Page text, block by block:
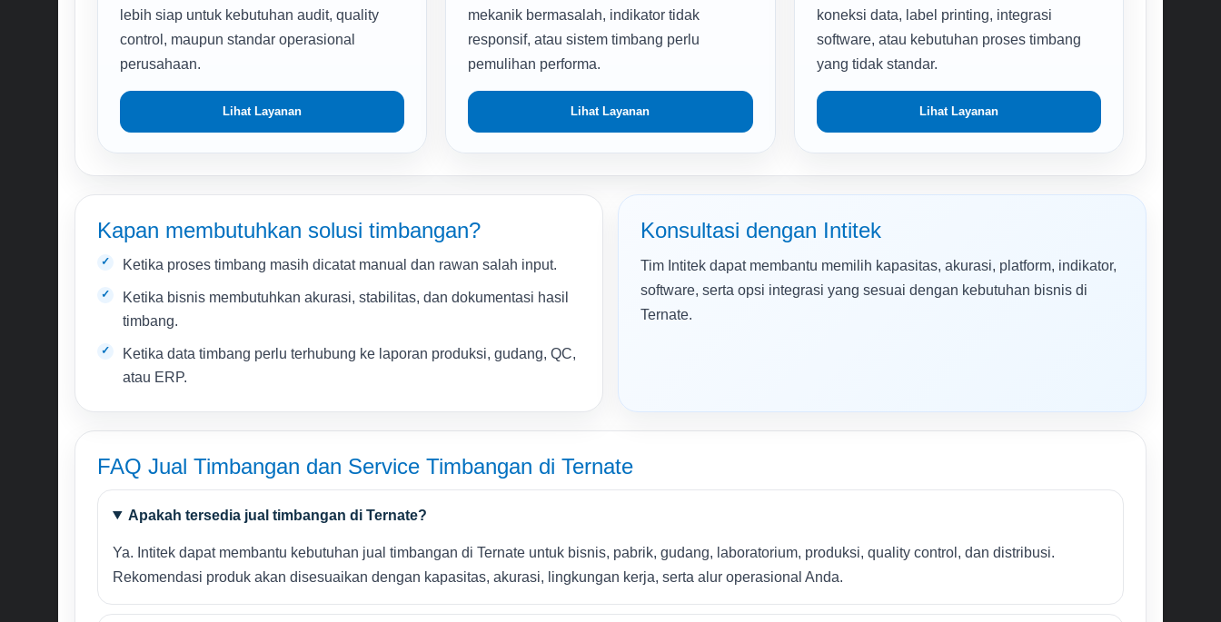
lebih siap untuk kebutuhan audit, quality
control, maupun standar operasional
perusahaan.
Lihat Layanan
mekanik bermasalah, indikator tidak
responsif, atau sistem timbang perlu
pemulihan performa.
Lihat Layanan
koneksi data, label printing, integrasi
software, atau kebutuhan proses timbang
yang tidak standar.
Lihat Layanan
Kapan membutuhkan solusi timbangan?
Ketika proses timbang masih dicatat manual dan rawan salah input.
Ketika bisnis membutuhkan akurasi, stabilitas, dan dokumentasi hasil
timbang.
Ketika data timbang perlu terhubung ke laporan produksi, gudang, QC,
atau ERP.
Konsultasi dengan Intitek
Tim Intitek dapat membantu memilih kapasitas, akurasi, platform, indikator,
software, serta opsi integrasi yang sesuai dengan kebutuhan bisnis di
Ternate.
FAQ Jual Timbangan dan Service Timbangan di Ternate
Apakah tersedia jual timbangan di Ternate?
Ya. Intitek dapat membantu kebutuhan jual timbangan di Ternate untuk bisnis, pabrik, gudang, laboratorium, produksi, quality control, dan distribusi.
Rekomendasi produk akan disesuaikan dengan kapasitas, akurasi, lingkungan kerja, serta alur operasional Anda.